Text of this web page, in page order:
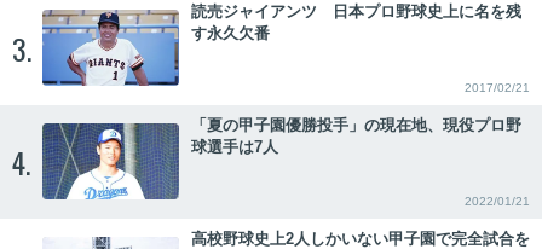
3.
読売ジャイアンツ 日本プロ野球史上に名を残
す永久欠番
2017/02/21
4.
「夏の甲子園優勝投手」の現在地、現役プロ野
球選手は7人
2022/01/21
高校野球史上2人しかいない甲子園で完全試合を